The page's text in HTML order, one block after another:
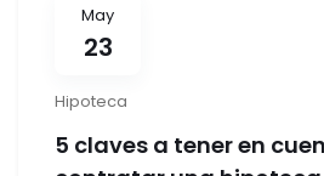
May
23
Hipoteca
5 claves a tener en